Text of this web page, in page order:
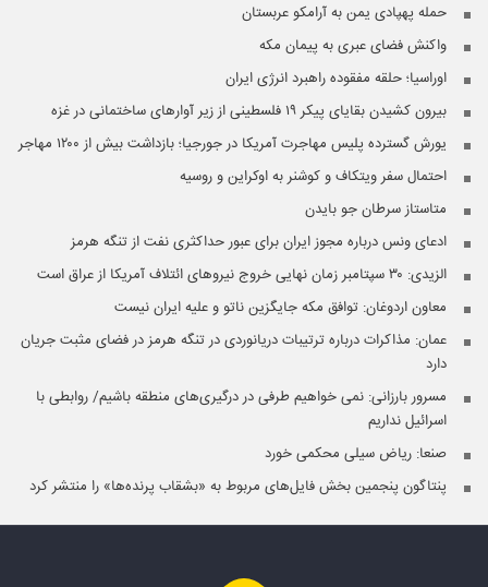
حمله پهپادی یمن به آرامکو عربستان
واکنش فضای عبری به پیمان مکه
اوراسیا؛ حلقه مفقوده راهبرد انرژی ایران
بیرون کشیدن بقایای پیکر ۱۹ فلسطینی از زیر آوار‌های ساختمانی در غزه
یورش گسترده پلیس مهاجرت آمریکا در جورجیا؛ بازداشت بیش از ۱۲۰۰ مهاجر
احتمال سفر ویتکاف و کوشنر به اوکراین و روسیه
متاستاز سرطان جو بایدن
ادعای ونس درباره مجوز ایران برای عبور حداکثری نفت از تنگه هرمز
الزیدی: ۳۰ سپتامبر زمان نهایی خروج نیروهای ائتلاف آمریکا از عراق است
معاون اردوغان: توافق مکه جایگزین ناتو و علیه ایران نیست
عمان: مذاکرات درباره ترتیبات دریانوردی در تنگه هرمز در فضای مثبت جریان
دارد
مسرور بارزانی: نمی خواهیم طرفی در درگیری‌های منطقه باشیم/ روابطی با
اسرائیل نداریم
صنعا: ریاض سیلی محکمی خورد
پنتاگون پنجمین بخش فایل‌های مربوط به «بشقاب پرنده‌ها» را منتشر کرد